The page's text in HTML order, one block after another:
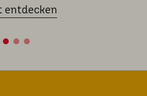
entdecken